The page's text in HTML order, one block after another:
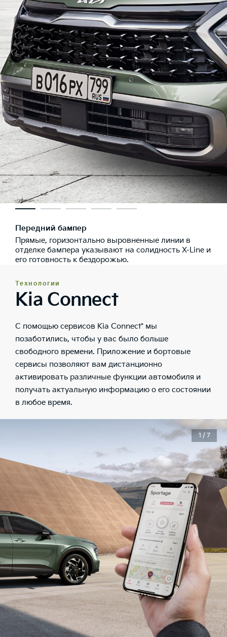
Передний бампер
Прямые, горизонтально выровненные линии в
отделке бампера указывают на солидность X-Line и
его готовность к бездорожью.
Технологии
Kia Connect
С помощью сервисов Kia Connect* мы
позаботились, чтобы у вас было больше
свободного времени. Приложение и бортовые
сервисы позволяют вам дистанционно
активировать различные функции автомобиля и
получать актуальную информацию о его состоянии
в любое время.
1 / 7